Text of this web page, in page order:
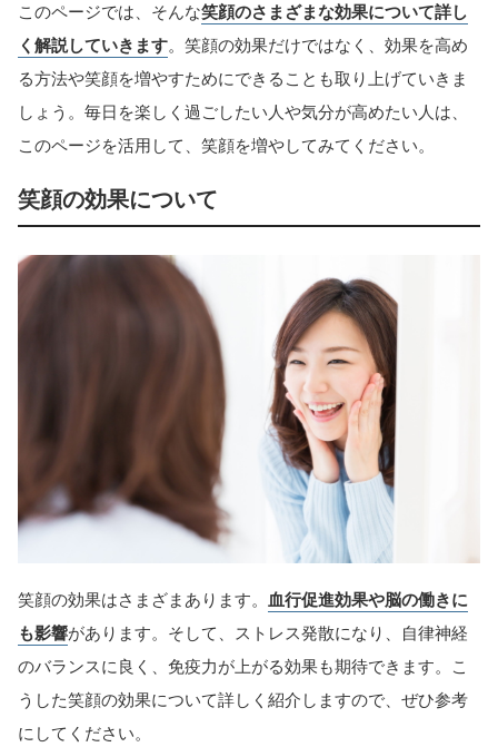
このページでは、そんな笑顔のさまざまな効果について詳し
く解説していきます。笑顔の効果だけではなく、効果を高め
る方法や笑顔を増やすためにできることも取り上げていきま
しょう。毎日を楽しく過ごしたい人や気分が高めたい人は、
このページを活用して、笑顔を増やしてみてください。
笑顔の効果について
笑顔の効果はさまざまあります。
血行促進効果や脳の働きに
も影響があります。そして、ストレス発散になり、自律神経
のバランスに良く、免疫力が上がる効果も期待できます。こ
うした笑顔の効果について詳しく紹介しますので、ぜひ参考
にしてください。